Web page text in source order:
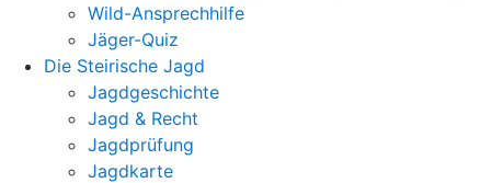
Wild-Ansprechhilfe
Jäger-Quiz
Die Steirische Jagd
Jagdgeschichte
Jagd & Recht
Jagdprüfung
Jagdkarte